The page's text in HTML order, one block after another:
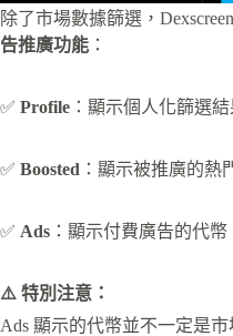
除了市場數據篩選，
告推廣功能 ：
✅ Profile ：顯示個人化篩選結
✅ Boosted ：顯示被推廣的熱
✅ Ads ：顯示付費廣告的代幣
⚠️ 特別注意：
Ads 顯示的代幣並不一定是